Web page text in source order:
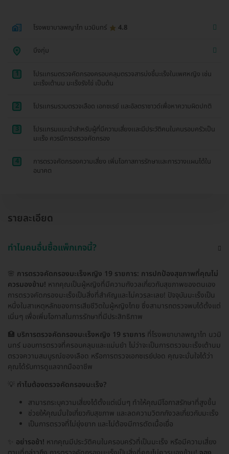
โรงพยาบาลพญาไท นวมินทร์ 4.8
บึงกุ่ม
1
โปรเเกรมตรวจคัดกรองครอบคลุมตรวจสารบ่งชี้มะเร็งในเพศหญิง เช่น
มะเร็งเต้านม มะเร็งรังไข่ เป็นต้น
2 โปรเเกรมรวมตรวจเลือด เอกซเรย์ เเละอัลตราซาวด์เพื่อหาความผิดปกติ
3
โปรเเกรมเเนะนำสำหรับผู้ที่มีความเสี่ยงเเละมีประวัติคนในคนรอบครัวเป็น
มะเร็ง ควรมีการตรวจคัดกรอง
4
การตรวจคัดกรองความเสี่ยง เพิ่มโอกาสการรักษาเเละการวางเเผนได้ใน
อนาคต
รายละเอียด
ทำไมคนอื่นซื้อแพ็กเกจนี้?
🌸 การตรวจคัดกรองมะเร็งหญิง 19 รายการ: การปกป้องสุขภาพที่คุณไม่
ควรมองข้าม! หากคุณเป็นผู้หญิงที่มีความกังวลเกี่ยวกับสุขภาพของตนเอง
การตรวจคัดกรองมะเร็งเป็นสิ่งที่สำคัญและไม่ควรละเลย! ปัจจุบันมะเร็งเป็น
หนึ่งในสาเหตุหลักของการเสียชีวิตในผู้หญิงไทย ซึ่งสามารถตรวจพบได้ตั้งแต่
เนิ่นๆ เพื่อเพิ่มโอกาสในการรักษาที่มีประสิทธิภาพ
🏥 บริการตรวจคัดกรองมะเร็งหญิง 19 รายการ ที่โรงพยาบาลพญาไท นวมิ
นทร์ มอบการตรวจที่ครอบคลุมและแม่นยำ ไม่ว่าจะเป็นการตรวจมะเร็งเต้านม
ตรวจความสมบูรณ์ของเลือด หรือการตรวจเอกซเรย์ปอด คุณจะมั่นใจได้ว่า
คุณได้รับการดูแลจากมืออาชีพ
💡 ทำไมต้องตรวจคัดกรองมะเร็ง?
สามารถระบุความเสี่ยงได้ตั้งแต่เนิ่นๆ ทำให้คุณมีโอกาสรักษาที่สูงขึ้น
ช่วยให้คุณมั่นใจเกี่ยวกับสุขภาพ และลดความวิตกกังวลเกี่ยวกับมะเร็ง
เป็นการตรวจที่ไม่ยุ่งยาก และไม่ต้องมีการตัดเนื้อเยื่อ
อย่ารอช้า! หากคุณมีประวัติคนในครอบครัวที่เป็นมะเร็ง หรือมีความเสี่ยง